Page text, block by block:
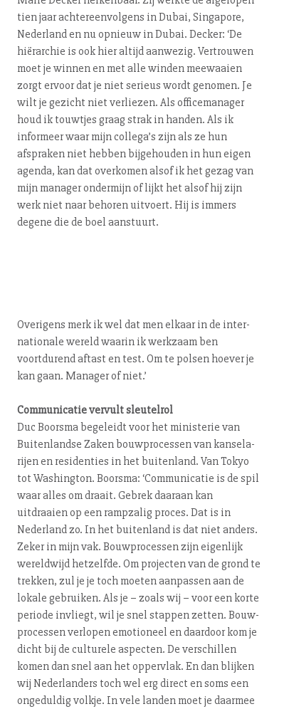
tien jaar ach­ter­een­vol­gens in Dubai, Singapore,
Nederland en nu opnieuw in Dubai. Decker: ‘De
hiërarchie is ook hier altijd aanwezig. Vertrouwen
moet je winnen en met alle winden meewaaien
zorgt ervoor dat je niet serieus wordt genomen. Je
wilt je gezicht niet verliezen. Als of­fi­cema­na­ger
houd ik touwtjes graag strak in handen. Als ik
informeer waar mijn collega’s zijn als ze hun
afspraken niet hebben bijgehouden in hun eigen
agenda, kan dat overkomen alsof ik het gezag van
mijn manager ondermijn of lijkt het alsof hij zijn
werk niet naar behoren uitvoert. Hij is immers
degene die de boel aanstuurt.
Overigens merk ik wel dat men elkaar in de in­ter­
na­ti­o­na­le wereld waarin ik werkzaam ben
voortdurend aftast en test. Om te polsen hoever je
kan gaan. Manager of niet.’
Com­mu­ni­ca­tie vervult sleutelrol
Duc Boorsma begeleidt voor het ministerie van
Bui­ten­land­se Zaken bouw­pro­ces­sen van kan­se­la­
rij­en en residenties in het buitenland. Van Tokyo
tot Washington. Boorsma: ‘Com­mu­ni­ca­tie is de spil
waar alles om draait. Gebrek daaraan kan
uitdraaien op een rampzalig proces. Dat is in
Nederland zo. In het buitenland is dat niet anders.
Zeker in mijn vak. Bouw­pro­ces­sen zijn eigenlijk
wereldwijd hetzelfde. Om projecten van de grond te
trekken, zul je je toch moeten aanpassen aan de
lokale gebruiken. Als je – zoals wij – voor een korte
periode invliegt, wil je snel stappen zetten. Bouw­
pro­ces­sen verlopen emotioneel en daardoor kom je
dicht bij de culturele aspecten. De verschillen
komen dan snel aan het oppervlak. En dan blijken
wij Ne­der­lan­ders toch wel erg direct en soms een
ongeduldig volkje. In vele landen moet je daarmee